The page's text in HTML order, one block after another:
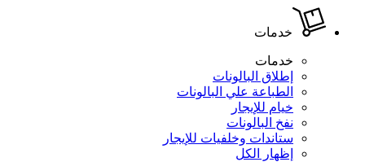
خدمات
خدمات
إطلاق البالونات
الطباعة علي البالونات
خيام للإيجار
نفخ البالونات
ستاندات وخلفيات للإيجار
إظهار الكل